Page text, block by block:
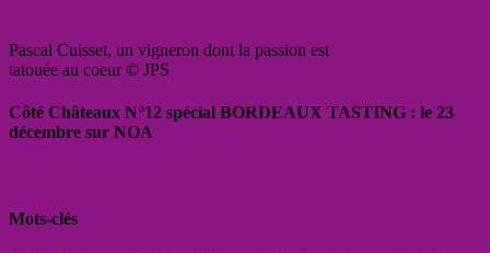
Pascal Cuisset, un vigneron dont la passion est
tatouée au coeur © JPS
Côté Châteaux N°12 spécial BORDEAUX TASTING : le 23
décembre sur NOA
Mots-clés